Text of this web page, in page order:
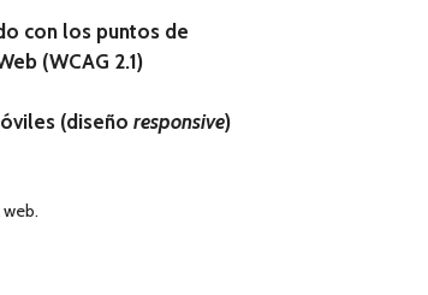
con los puntos de
(WCAG 2.1)
(diseño responsive)